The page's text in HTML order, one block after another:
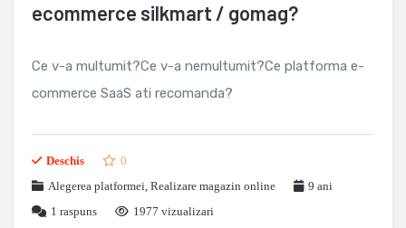
ecommerce silkmart / gomag?
Ce v-a multumit?Ce v-a nemultumit?Ce platforma e-
commerce SaaS ati recomanda?
Deschis
0
Alegerea platformei, Realizare magazin online
9 ani
1 raspuns 1977 vizualizari